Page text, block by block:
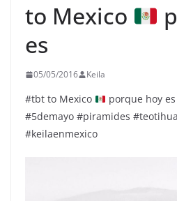
to Mexico
es
05/05/2016 Keila
#tbt to Mexico
porque hoy
#5demayo #piramides
#keilaenmexico